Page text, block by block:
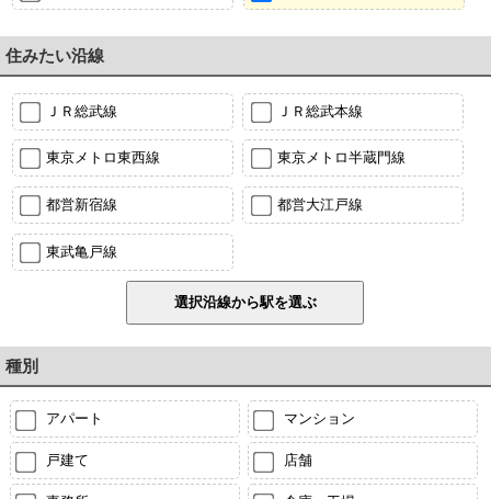
住みたい沿線
ＪＲ総武線 ＪＲ総武本線
東京メトロ東西線 東京メトロ半蔵門線
都営新宿線 都営大江戸線
東武亀戸線
種別
アパート マンション
戸建て 店舗